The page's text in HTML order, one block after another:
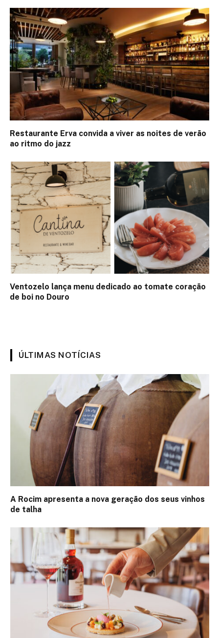
Restaurante Erva convida a viver as noites de verão
ao ritmo do jazz
Ventozelo lança menu dedicado ao tomate coração
de boi no Douro
ÚLTIMAS NOTÍCIAS
A Rocim apresenta a nova geração dos seus vinhos
de talha